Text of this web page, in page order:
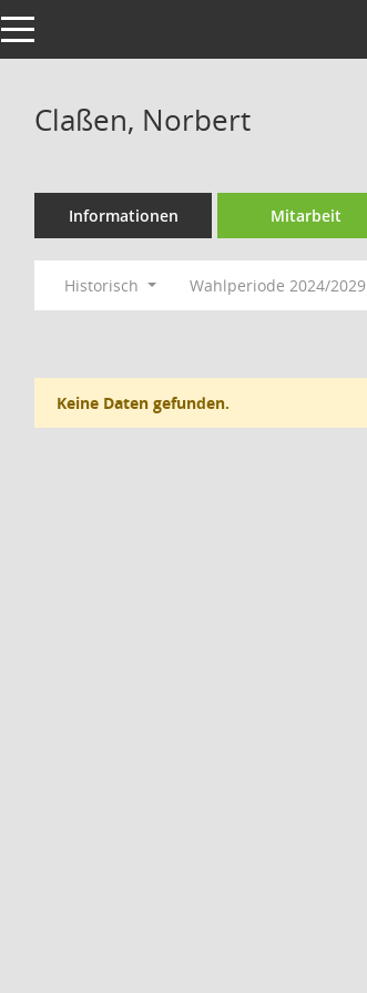
Toggle navigation
Claßen, Norbert
Informationen Mitarbeit
Historisch Wahlperiode 2024/2029
Keine Daten gefunden.